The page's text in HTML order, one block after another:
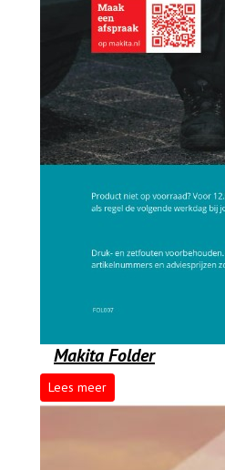
Makita Folder
Lees meer